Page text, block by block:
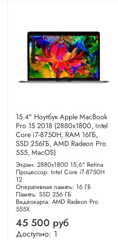
15.4" Ноутбук Apple MacBook
Pro 15 2018 (2880x1800, Intel
Core i7-8750H, RAM 16ГБ,
SSD 256ГБ, AMD Radeon Pro
555, MacOS)
Экран: 2880x1800 15,6" Retina
Процессор: Intel Core i7-8750H
12
Оперативная память: 16 ГБ
Память: SSD 256 ГБ
Видеокарта: AMD Radeon Pro
555X
45 500 руб
Доступно: 1